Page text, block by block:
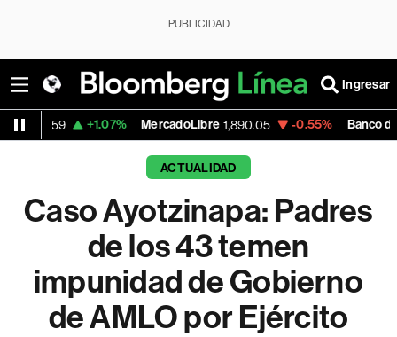
PUBLICIDAD
Ingresar
MercadoLibre 1,890.05 -0.55% Banco de Bogota
ACTUALIDAD
Caso Ayotzinapa: Padres
de los 43 temen
impunidad de Gobierno
de AMLO por Ejército